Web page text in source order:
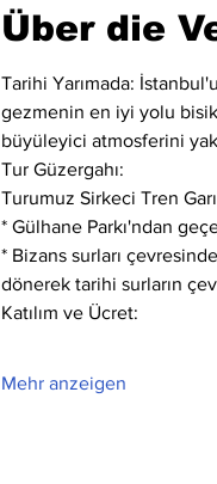
Über die
Tarihi Yarımada:
gezmenin en iyi yolu
büyüleyici atmosferini
Tur Güzergahı:
Turumuz Sirkeci Tren
* Gülhane Parkı'ndan
* Bizans surları
dönerek tarihi surların
Katılım ve Ücret:
Mehr anzeigen